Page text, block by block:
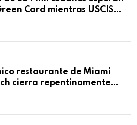
Card mientras USCIS
restaurante de Miami
cierra repentinamente